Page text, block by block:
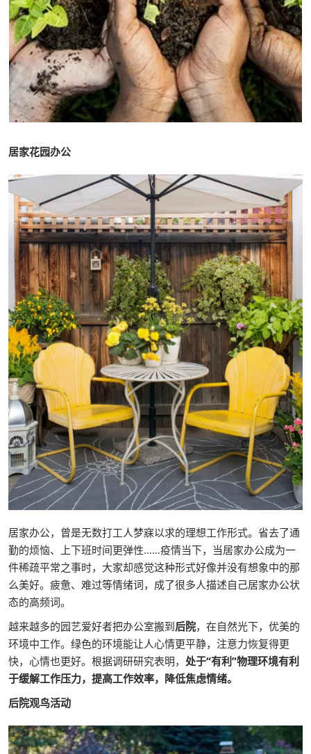
居家花园办公
居家办公，曾是无数打工人梦寐以求的理想工作形式。省去了通
勤的烦恼、上下班时间更弹性……疫情当下，当居家办公成为一
件稀疏平常之事时，大家却感觉这种形式好像并没有想象中的那
么美好。疲惫、难过等情绪词，成了很多人描述自己居家办公状
态的高频词。
越来越多的园艺爱好者把办公室搬到后院，在自然光下，优美的
环境中工作。绿色的环境能让人心情更平静，注意力恢复得更
快，心情也更好。根据调研研究表明， 处于“有利”物理环境有利
于缓解工作压力，提高工作效率，降低焦虑情绪。
后院观鸟活动